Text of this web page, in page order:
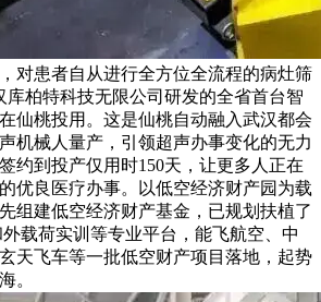
对患者自从进行全方位全流程的病灶筛
库柏特科技无限公司研发的全省首台智
仙桃投用。这是仙桃自动融入武汉都会
机械人量产，引领超声办事变化的无力
约到投产仅用时150天，让更多人正在
优良医疗办事。以低空经济财产园为载
组建低空经济财产基金，已规划扶植了
载荷实训等专业平台，能飞航空、中
天飞车等一批低空财产项目落地，起势
。